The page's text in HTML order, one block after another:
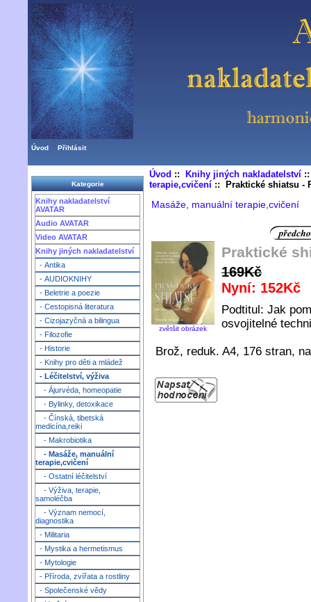
Úvod Přihlásit
Kategorie
Knihy nakladatelství
AVATAR
Audio AVATAR
Video AVATAR
Knihy jiných nakladatelství
- Antika
- AUDIOKNIHY
- Beletrie a poezie
- Cestopisná literatura
- Cizojazyčná a bilingua
- Filozofie
- Historie
- Knihy pro děti a mládež
- Léčitelství, výživa
- Ájurvéda, homeopatie
- Bylinky, detoxikace
- Čínská, tibetská
medicína,reiki
- Makrobiotika
- Masáže, manuální
terapie,cvičení
- Ostatní léčitelství
- Výživa, terapie,
samoléčba
- Význam nemocí,
diagnostika
- Militaria
- Mystika a hermetismus
- Mytologie
- Příroda, zvířata a rostliny
- Společenské vědy
Úvod :: Knihy jiných nakladatelství
terapie,cvičení:: Praktické shiatsu -
Masáže, manuální terapie,cvičení
zvětšit obrázek
Praktické
169Kč
Nyní: 152Kč
Podtitul: Jak
osvojitelné
Brož, reduk. A4, 176 stran,